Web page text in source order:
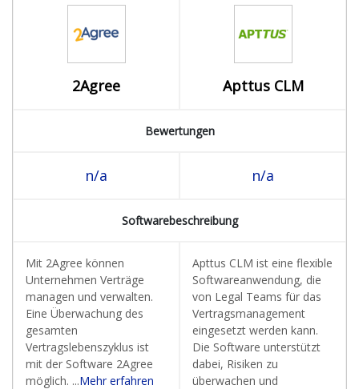
2Agree Apttus CLM
Bewertungen
n/a n/a
Softwarebeschreibung
Mit 2Agree können
Unternehmen Verträge
managen und verwalten.
Eine Überwachung des
gesamten
Vertragslebenszyklus ist
mit der Software 2Agree
möglich. ...Mehr erfahren
Apttus CLM ist eine flexible
Softwareanwendung, die
von Legal Teams für das
Vertragsmanagement
eingesetzt werden kann.
Die Software unterstützt
dabei, Risiken zu
überwachen und